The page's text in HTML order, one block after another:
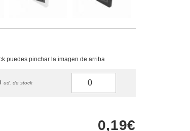
puedes pinchar la imagen de arriba
ud. de stock
0,19€